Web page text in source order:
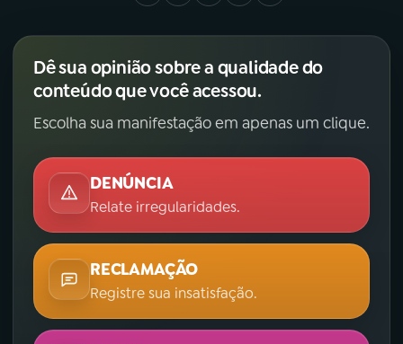
Dê sua opinião sobre a qualidade do
conteúdo que você acessou.
Escolha sua manifestação em apenas um clique.
DENÚNCIA
Relate irregularidades.
RECLAMAÇÃO
Registre sua insatisfação.